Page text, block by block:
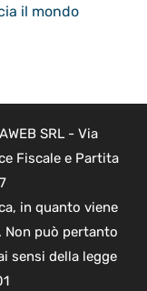
il mondo
SRL - Via
Fiscale e Partita
in quanto viene
Non può pertanto
sensi della legge